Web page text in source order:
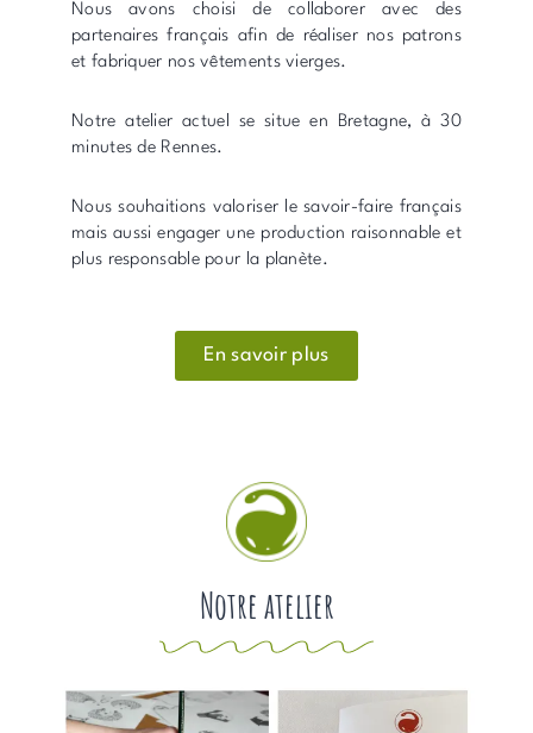
Nous avons choisi de collaborer avec des
partenaires français afin de réaliser nos patrons
et fabriquer nos vêtements vierges.
Notre atelier actuel se situe en Bretagne, à 30
minutes de Rennes.
Nous souhaitions valoriser le savoir-faire français
mais aussi engager une production raisonnable et
plus responsable pour la planète.
En savoir plus
Notre atelier